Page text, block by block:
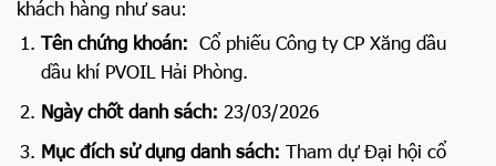
khách hàng như sau:
Tên chứng khoán: Cổ phiếu Công ty CP Xăng dầu
dầu khí PVOIL Hải Phòng.
Ngày chốt danh sách: 23/03/2026
Mục đích sử dụng danh sách: Tham dự Đại hội cổ